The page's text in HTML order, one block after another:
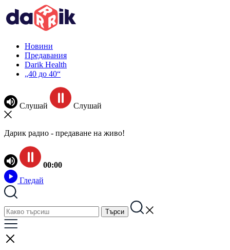
Новини
Предавания
Darik Health
„40 до 40“
Слушай Слушай
Дарик радио - предаване на живо!
00:00
Гледай